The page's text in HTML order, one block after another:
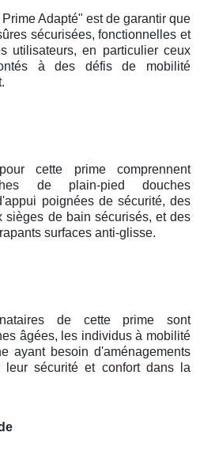
Adapté" est de garantir que
sécurisées, fonctionnelles et
utilisateurs, en particulier ceux
à des défis de mobilité
cette prime comprennent
de plain-pied douches
poignées de sécurité, des
sièges de bain sécurisés, et des
surfaces anti-glisse.
de cette prime sont
âgées, les individus à mobilité
ayant besoin d'aménagements
leur sécurité et confort dans la